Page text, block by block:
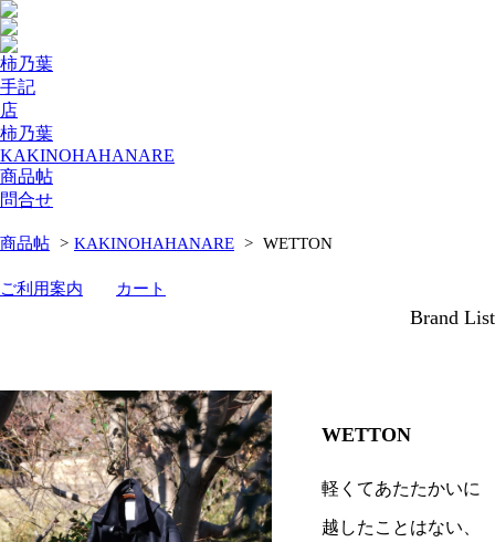
柿乃葉
手記
店
柿乃葉
KAKINOHAHANARE
商品帖
問合せ
商品帖 > KAKINOHAHANARE > WETTON
ご利用案内 カート
Brand List
WETTON
軽くてあたたかいに
越したことはない、